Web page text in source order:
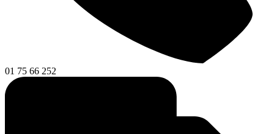
01 75 66 252